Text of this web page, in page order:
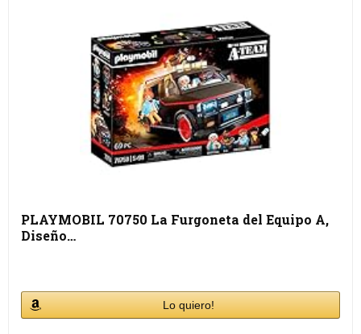
PLAYMOBIL 70750 La Furgoneta del Equipo A,
Diseño…
Lo quiero!